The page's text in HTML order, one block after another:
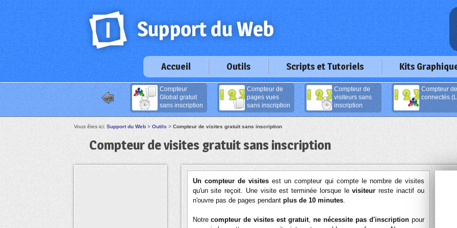
Accueil Outils Scripts et Tutoriels Kits
Compteur
Global gratuit
sans inscription
Compteur de
pages vues
sans inscription
Compteur de
visiteurs sans
inscription
Compteur de
connectés
Vous êtes ici: Support du Web> Outils > Compteur de visites gratuit sans inscription
Compteur de visites gratuit sans inscription
Un compteur de visitesest un compteur qui compte le nombre de visites
qu'un site reçoit. Une visite est terminée lorsque levisiteur reste inactif ou
n'ouvre pas de pages pendant plus de 10 minutes.
Notrecompteur de visites est gratuit, ne nécessite pas d'inscriptionpour